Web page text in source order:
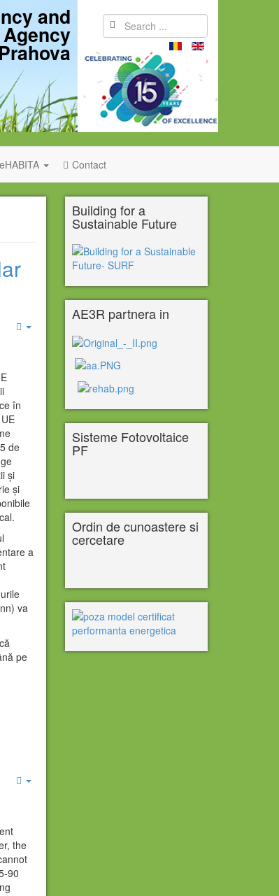
and
Contact
în
de
și
și
a
va
pe
the
90
Building for a
Sustainable Future
AE3R partnera in
Sisteme Fotovoltaice
PF
Ordin de cunoastere si
cercetare